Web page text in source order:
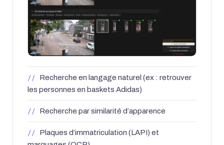
Recherche en langage naturel (ex : retrouver
les personnes en baskets Adidas)
Recherche par similarité d’apparence
Plaques d’immatriculation (LAPI) et